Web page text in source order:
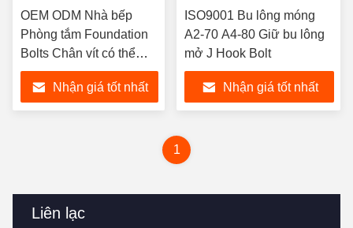
Liên lạc
OEM ODM Nhà bếp
Phòng tắm Foundation
Bolts Chân vít có thể
điều chỉnh
Nhận giá tốt nhất
ISO9001 Bu lông móng
A2-70 A4-80 Giữ bu lông
mở J Hook Bolt
Nhận giá tốt nhất
1